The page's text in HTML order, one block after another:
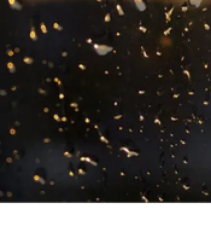
AMBIENTE
Streaming
LAC TV
LAC NETWORK
LAC ONAIR